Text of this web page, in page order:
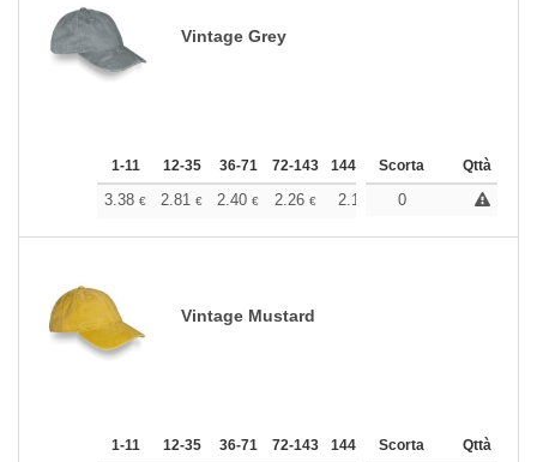
Vintage Grey
1-11 12-35 36-71 72-143 144-287 288 + Altri
Scorta Qttà
3.38 € 2.81 € 2.40 € 2.26 € 2.14 2.12 +
0
Vintage Mustard
1-11 12-35 36-71 72-143 144-287 288 + Altri
Scorta Qttà